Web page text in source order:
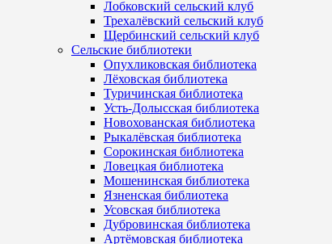
Лобковский сельский клуб
Трехалёвский сельский клуб
Щербинский сельский клуб
Сельские библиотеки
Опухликовская библиотека
Лёховская библиотека
Туричинская библиотека
Усть-Долысская библиотека
Новохованская библиотека
Рыкалёвская библиотека
Сорокинская библиотека
Ловецкая библиотека
Мошенинская библиотека
Язненская библиотека
Усовская библиотека
Дубровинская библиотека
Артёмовская библиотека